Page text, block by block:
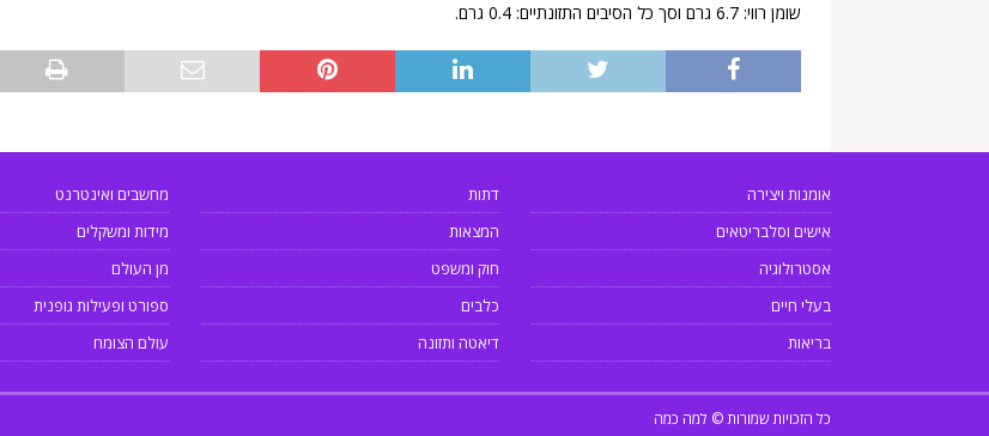
שומן רווי: 6.7 גרם וסך כל הסיבים התזונתיים: 0.4 גרם.
אומנות ויצירה
אישים וסלבריטאים
אסטרולוגיה
בעלי חיים
בריאות
דתות
המצאות
חוק ומשפט
כלבים
דיאטה ותזונה
מחשבים ואינטרנט
מידות ומשקלים
מן העולם
ספורט ופעילות גופנית
עולם הצומח
כל הזכויות שמורות © למה כמה